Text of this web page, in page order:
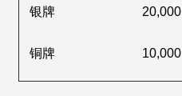
银牌 20,000
铜牌 10,000